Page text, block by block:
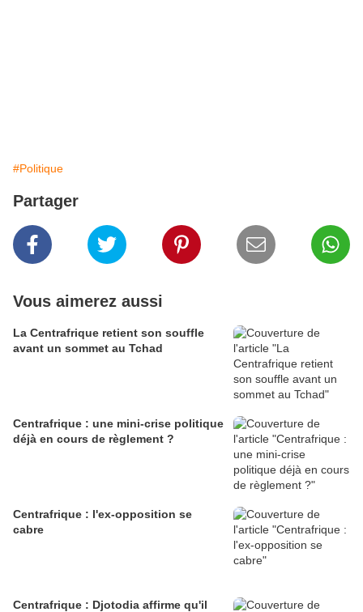
#Politique
Partager
Vous aimerez aussi
La Centrafrique retient son souffle
avant un sommet au Tchad
Centrafrique : une mini-crise politique
déjà en cours de règlement ?
Centrafrique : l'ex-opposition se
cabre
Centrafrique : Djotodia affirme qu'il